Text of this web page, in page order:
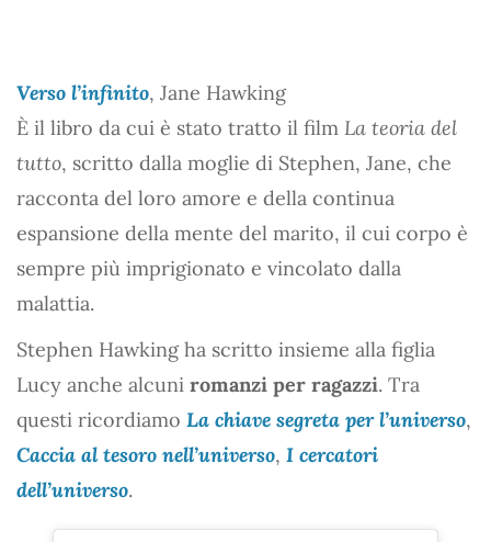
Verso l’infinito, Jane Hawking
È il libro da cui è stato tratto il film La teoria del
tutto, scritto dalla moglie di Stephen, Jane, che
racconta del loro amore e della continua
espansione della mente del marito, il cui corpo è
sempre più imprigionato e vincolato dalla
malattia.
Stephen Hawking ha scritto insieme alla figlia
Lucy anche alcuni romanzi per ragazzi. Tra
questi ricordiamo La chiave segreta per l’universo,
Caccia al tesoro nell’universo, I cercatori
dell’universo.